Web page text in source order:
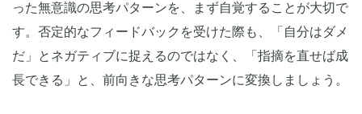
った無意識の思考パターンを、まず自覚することが大切で
す。否定的なフィードバックを受けた際も、「自分はダメ
だ」とネガティブに捉えるのではなく、「指摘を直せば成
長できる」と、前向きな思考パターンに変換しましょう。